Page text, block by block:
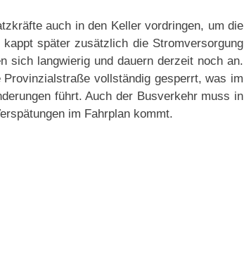
auch in den Keller vordringen, um die
später zusätzlich die Stromversorgung
sich langwierig und dauern derzeit noch an.
vollständig gesperrt, was im
führt. Auch der Busverkehr muss in
im Fahrplan kommt.